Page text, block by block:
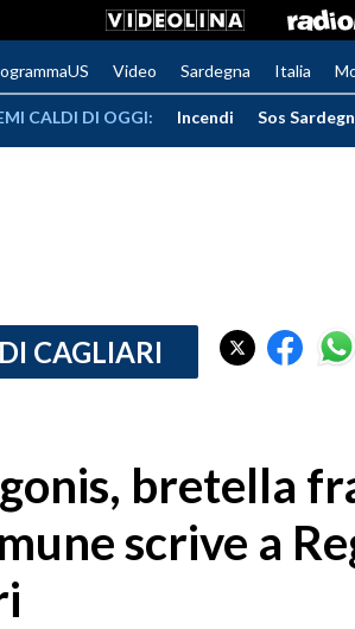
Video Sardegna Italia
CALDI DI OGGI: Incendi Sos
CAGLIARI
bretella
scrive a